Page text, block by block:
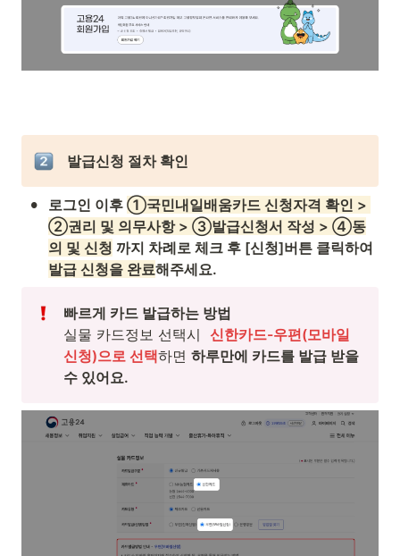
발급신청 절차 확인
• 로그인 이후 ①국민내일배움카드 신청자격 확인 >
②권리 및 의무사항 > ③발급신청서 작성 > ④동
의 및 신청
발급 신청을 완료해주세요.
빠르게 카드 발급하는 방법
실물 카드정보 선택시 신한카드-우편(모바일
신청)으로 선택하면 하루만에 카드를 발급 받을
수 있어요.